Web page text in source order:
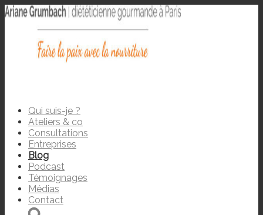
Qui suis-je ?
Ateliers & co
Consultations
Entreprises
Blog
Podcast
Témoignages
Médias
Contact